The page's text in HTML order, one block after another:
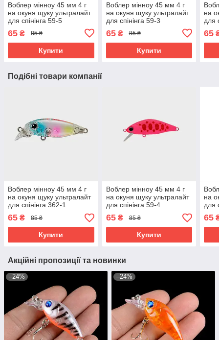
Воблер мінноу 45 мм 4 г
на окуня щуку ультралайт
для спінінга 59-5
65 ₴ 85 ₴
Купити
Воблер мінноу 45 мм 4 г
на окуня щуку ультралайт
для спінінга 59-3
65₴ 85 ₴
Купити
на
для
65
Подібні товари компанії
Воблер мінноу 45 мм 4 г
на окуня щуку ультралайт
для спінінга 362-1
65 ₴ 85 ₴
Купити
Воблер мінноу 45 мм 4 г
на окуня щуку ультралайт
для спінінга 59-4
65₴ 85 ₴
Купити
на
для
65
Акційні пропозиції та новинки
–24% –24%